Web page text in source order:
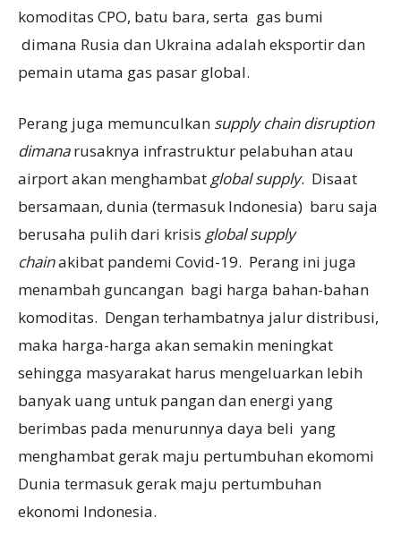
komoditas CPO, batu bara, serta gas bumi
dimana Rusia dan Ukraina adalah eksportir dan
pemain utama gas pasar global.
Perang juga memunculkan supply chain disruption
dimanarusaknya infrastruktur pelabuhan atau
airport akan menghambat global supply. Disaat
bersamaan, dunia (termasuk Indonesia) baru saja
berusaha pulih dari krisis global supply
chainakibat pandemi Covid-19. Perang ini juga
menambah guncangan bagi harga bahan-bahan
komoditas. Dengan terhambatnya jalur distribusi,
maka harga-harga akan semakin meningkat
sehingga masyarakat harus mengeluarkan lebih
banyak uang untuk pangan dan energi yang
berimbas pada menurunnya daya beli yang
menghambat gerak maju pertumbuhan ekomomi
Dunia termasuk gerak maju pertumbuhan
ekonomi Indonesia.